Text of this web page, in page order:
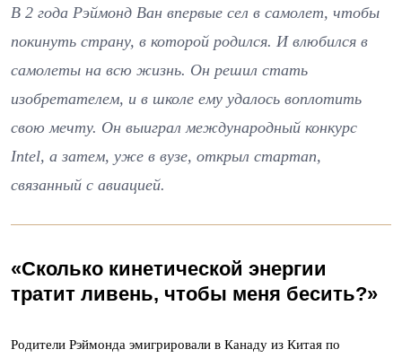
В 2 года Рэймонд Ван впервые сел в самолет, чтобы
покинуть страну, в которой родился. И влюбился в
самолеты на всю жизнь. Он решил стать
изобретателем, и в школе ему удалось воплотить
свою мечту. Он выиграл международный конкурс
Intel, а затем, уже в вузе, открыл стартап,
связанный с авиацией.
«Сколько кинетической энергии
тратит ливень, чтобы меня бесить?»
Родители Рэймонда эмигрировали в Канаду из Китая по